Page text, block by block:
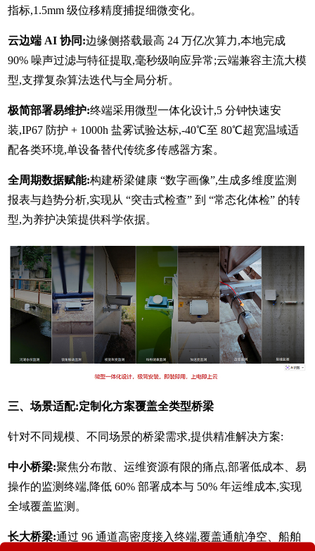
指标,1.5mm 级位移精度捕捉细微变化。
云边端 AI 协同:边缘侧搭载最高 24 万亿次算力,本地完成
90% 噪声过滤与特征提取,毫秒级响应异常;云端兼容主流大模
型,支撑复杂算法迭代与全局分析。
极简部署易维护:终端采用微型一体化设计,5 分钟快速安
装,IP67 防护 + 1000h 盐雾试验达标,-40℃至 80℃超宽温域适
配各类环境,单设备替代传统多传感器方案。
全周期数据赋能:构建桥梁健康 “数字画像”,生成多维度监测
报表与趋势分析,实现从 “突击式检查” 到 “常态化体检” 的转
型,为养护决策提供科学依据。
三、场景适配:定制化方案覆盖全类型桥梁
针对不同规模、不同场景的桥梁需求,提供精准解决方案:
中小桥梁:聚焦分布散、运维资源有限的痛点,部署低成本、易
操作的监测终端,降低 60% 部署成本与 50% 年运维成本,实现
全域覆盖监测。
长大桥梁:通过 96 通道高密度接入终端,覆盖通航净空、船舶